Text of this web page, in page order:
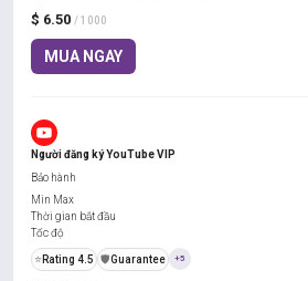
$ 6.50 / 1000
MUA NGAY
Người đăng ký YouTube VIP
Bảo hành
Min Max
Thời gian bắt đầu
Tốc độ
⭐ Rating 4.5 ️🛡️Guarantee +5